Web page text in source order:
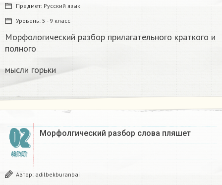
Предмет: Русский язык
Уровень: 5 - 9 класс
Морфологический разбор прилагательного краткого и
полного
мысли горьки
02
АВГУСТ
Морфолгический разбор слова пляшет​
Автор: adilbekburanbai